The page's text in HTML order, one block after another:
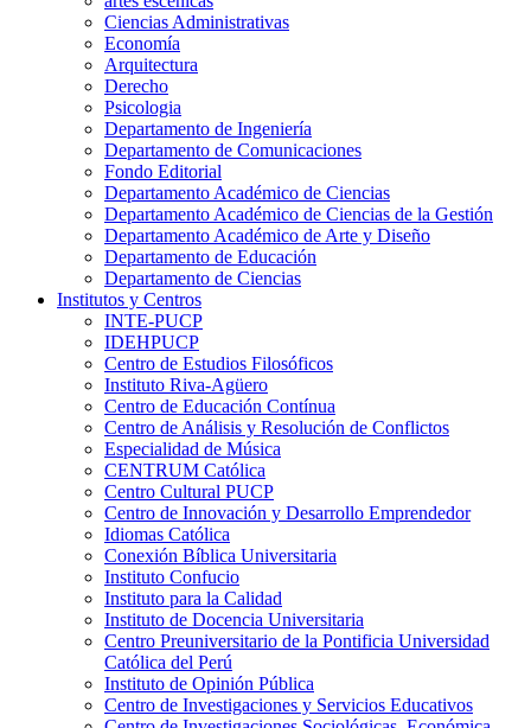
Ciencias Administrativas
Economía
Arquitectura
Derecho
Psicologia
Departamento de Ingeniería
Departamento de Comunicaciones
Fondo Editorial
Departamento Académico de Ciencias
Departamento Académico de Ciencias de la Gestión
Departamento Académico de Arte y Diseño
Departamento de Educación
Departamento de Ciencias
Institutos y Centros
INTE-PUCP
IDEHPUCP
Centro de Estudios Filosóficos
Instituto Riva-Agüero
Centro de Educación Contínua
Centro de Análisis y Resolución de Conflictos
Especialidad de Música
CENTRUM Católica
Centro Cultural PUCP
Centro de Innovación y Desarrollo Emprendedor
Idiomas Católica
Conexión Bíblica Universitaria
Instituto Confucio
Instituto para la Calidad
Instituto de Docencia Universitaria
Centro Preuniversitario de la Pontificia Universidad
Católica del Perú
Instituto de Opinión Pública
Centro de Investigaciones y Servicios Educativos